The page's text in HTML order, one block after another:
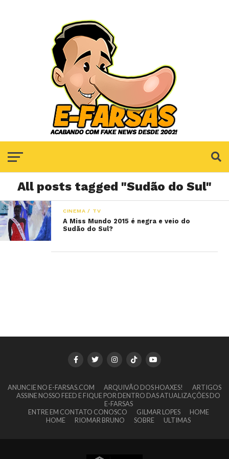
All posts tagged "Sudão do Sul"
CINEMA / TV
A Miss Mundo 2015 é negra e veio do
Sudão do Sul?
ANUNCIE NO E-FARSAS.COM ARQUIVÃO DOS HOAXES!
ARTIGOS
ASSINE NOSSO FEED E FIQUE POR DENTRO DAS ATUALIZAÇÕES DO
E-FARSAS
ENTRE EM CONTATO CONOSCO
GILMAR LOPES
HOME
HOME
RIOMAR BRUNO SOBRE ULTIMAS